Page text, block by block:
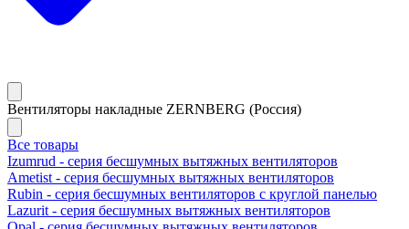
Вентиляторы накладные ZERNBERG (Россия)
Все товары
Izumrud - серия бесшумных вытяжных вентиляторов
Ametist - серия бесшумных вытяжных вентиляторов
Rubin - серия бесшумных вентиляторов с круглой панелью
Lazurit - серия бесшумных вытяжных вентиляторов